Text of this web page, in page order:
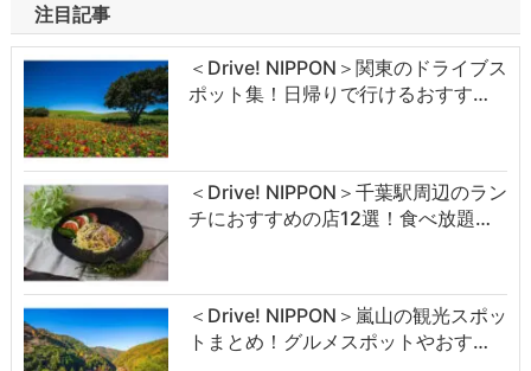
注目記事
＜Drive! NIPPON＞関東のドライブス
ポット集！日帰りで行けるおすす…
＜Drive! NIPPON＞千葉駅周辺のラン
チにおすすめの店12選！食べ放題…
＜Drive! NIPPON＞嵐山の観光スポッ
トまとめ！グルメスポットやおす…